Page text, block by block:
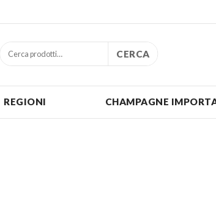
CERCA
REGIONI CHAMPAGNE